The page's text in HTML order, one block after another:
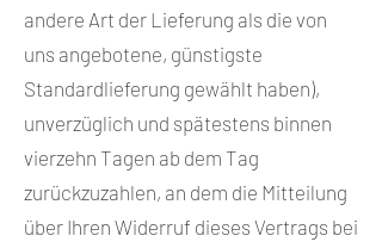
andere Art der Lieferung als die von
uns angebotene, günstigste
Standardlieferung gewählt haben),
unverzüglich und spätestens binnen
vierzehn Tagen ab dem Tag
zurückzuzahlen, an dem die Mitteilung
über Ihren Widerruf dieses Vertrags bei